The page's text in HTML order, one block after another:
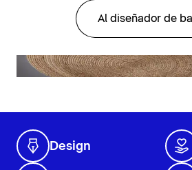
Al diseñador de
Design